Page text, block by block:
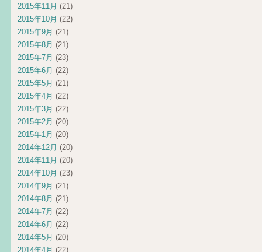
2015年11月 (21)
2015年10月 (22)
2015年9月 (21)
2015年8月 (21)
2015年7月 (23)
2015年6月 (22)
2015年5月 (21)
2015年4月 (22)
2015年3月 (22)
2015年2月 (20)
2015年1月 (20)
2014年12月 (20)
2014年11月 (20)
2014年10月 (23)
2014年9月 (21)
2014年8月 (21)
2014年7月 (22)
2014年6月 (22)
2014年5月 (20)
2014年4月 (22)